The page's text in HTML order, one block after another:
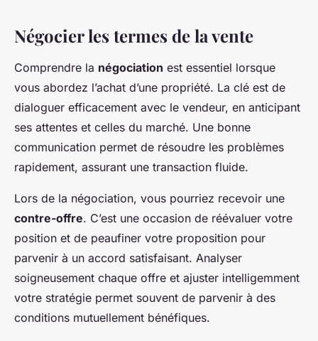
Négocier les termes de la vente
Comprendre la négociation est essentiel lorsque
vous abordez l’achat d’une propriété. La clé est de
dialoguer efficacement avec le vendeur, en anticipant
ses attentes et celles du marché. Une bonne
communication permet de résoudre les problèmes
rapidement, assurant une transaction fluide.
Lors de la négociation, vous pourriez recevoir une
contre-offre. C’est une occasion de réévaluer votre
position et de peaufiner votre proposition pour
parvenir à un accord satisfaisant. Analyser
soigneusement chaque offre et ajuster intelligemment
votre stratégie permet souvent de parvenir à des
conditions mutuellement bénéfiques.